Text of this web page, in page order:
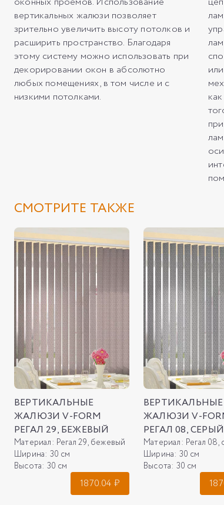
вертикальных жалюзи позволяет
зрительно увеличить высоту потолков и
расширить пространство. Благодаря
этому систему можно использовать при
декорировании окон в абсолютно
любых помещениях, в том числе и с
низкими потолками.
СМОТРИТЕ ТАКЖЕ
ВЕРТИКАЛЬНЫЕ
ЖАЛЮЗИ V-FORM
РЕГАЛ 29, БЕЖЕВЫЙ
Материал: Регал 29, бежевый
Ширина: 30 см
Высота: 30 см
1870.04 ₽
ВЕРТИКАЛЬНЫЕ
ЖАЛЮЗИ V-
РЕГАЛ 08, СЕРЫЙ
Материал: Регал 08,
Ширина: 30 см
Высота: 30 см